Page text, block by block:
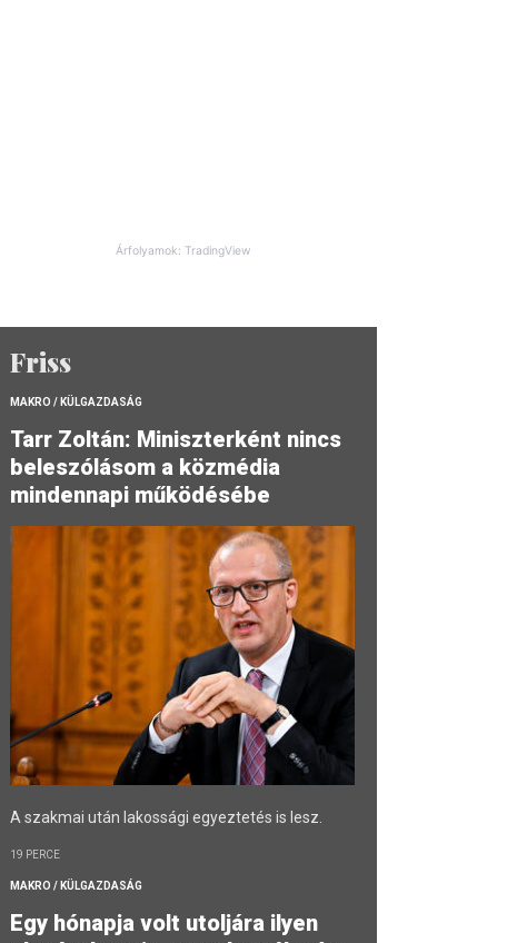
Árfolyamok: TradingView
Friss
MAKRO / KÜLGAZDASÁG
Tarr Zoltán: Miniszterként nincs
beleszólásom a közmédia
mindennapi működésébe
A szakmai után lakossági egyeztetés is lesz.
19 PERCE
MAKRO / KÜLGAZDASÁG
Egy hónapja volt utoljára ilyen